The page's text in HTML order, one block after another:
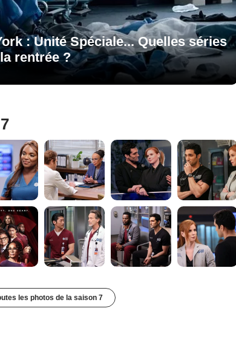
: Unité Spéciale... Quelles séries
rentrée ?
les photos de la saison 7